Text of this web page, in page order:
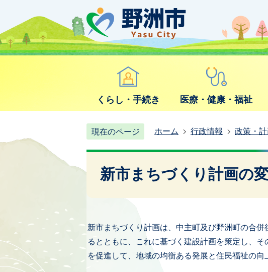
くらし・手続き 医療・健康・福祉
現在のページ ホーム 行政情報 政策・
新市まちづくり計画の
新市まちづくり計画は、中主町及び野洲町の合
るとともに、これに基づく建設計画を策定し、
を促進して、地域の均衡ある発展と住民福祉の向